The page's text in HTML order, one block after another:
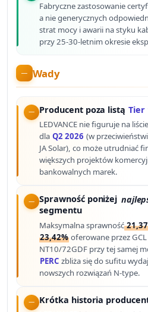
Fabryczne zastosowanie
a nie generycznych
strat mocy i awarii na styku
przy 25-30-letnim okresie
Wady
Producent poza listą Tier
LEDVANCE nie figuruje na
dla Q2 2026 (w
JA Solar), co może utrudniać
większych projektów
bankowalnych marek.
Sprawność poniżej
segmentu
Maksymalna sprawność
23,42% oferowane przez
NT10/72GDF przy tej samej
PERC zbliża się do sufitu
nowszych rozwiązań N-type.
Krótka historia